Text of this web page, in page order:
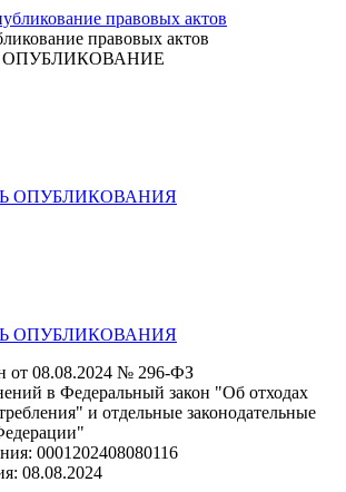
правовых актов
ОПУБЛИКОВАНИЯ
ОПУБЛИКОВАНИЯ
от 08.08.2024 № 296-ФЗ
в Федеральный закон "Об отходах
и отдельные законодательные
0001202408080116
08.08.2024